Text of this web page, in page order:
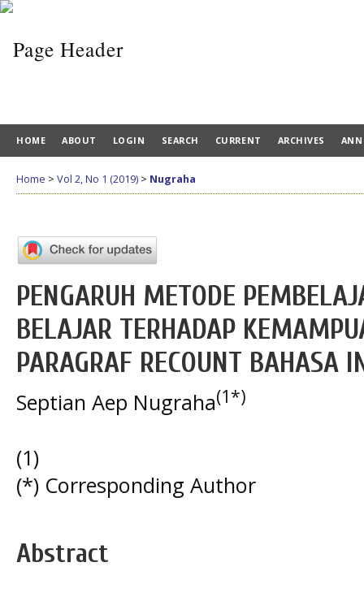
HOME ABOUT LOGIN SEARCH CURRENT ARCHIVES
Home > Vol 2, No 1 (2019) > Nugraha
PENGARUH METODE
BELAJAR TERHADAP
PARAGRAF RECOUNT BAHASA
Septian Aep Nugraha(1*)
(1)
(*) Corresponding Author
Abstract